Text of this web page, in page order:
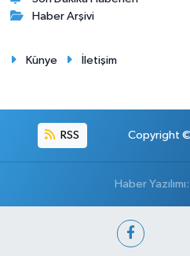
Haber Arşivi
Künye İletişim
RSS Copyright ©
Haber Yazılımı: